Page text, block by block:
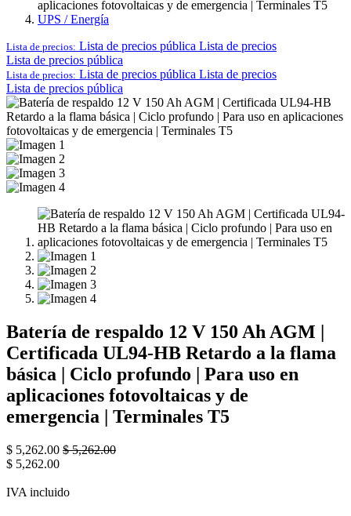
aplicaciones fotovoltaicas y de emergencia | Terminales T5
UPS / Energía
Lista de precios: Lista de precios pública Lista de precios
Lista de precios pública
Lista de precios: Lista de precios pública Lista de precios
Lista de precios pública
Batería de respaldo 12 V 150 Ah AGM |
Certificada UL94-HB Retardo a la flama
básica | Ciclo profundo | Para uso en
aplicaciones fotovoltaicas y de
emergencia | Terminales T5
$ 5,262.00 $5,262.00
$ 5,262.00
IVA incluido